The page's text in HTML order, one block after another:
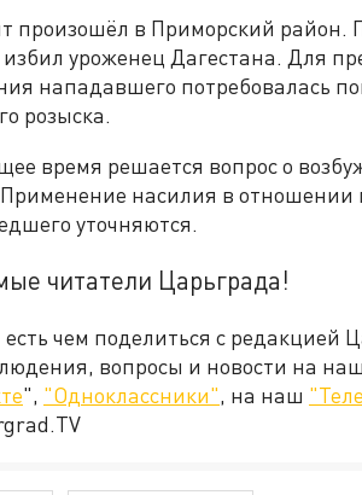
произошёл в Приморский район.
уроженец Дагестана. Для
нападавшего потребовалась
розыска.
время решается вопрос о
насилия в отношении
уточняются.
читатели Царьграда!
чем поделиться с редакцией
вопросы и новости на
", "Одноклассники", на наш